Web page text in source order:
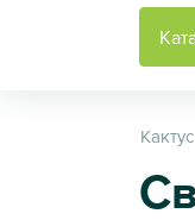
Кактус